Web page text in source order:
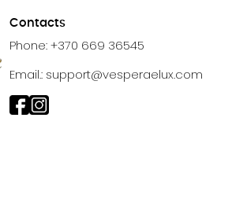
Contacts
Phone: +370 669 36545
Email.: support@vesperaelux.com